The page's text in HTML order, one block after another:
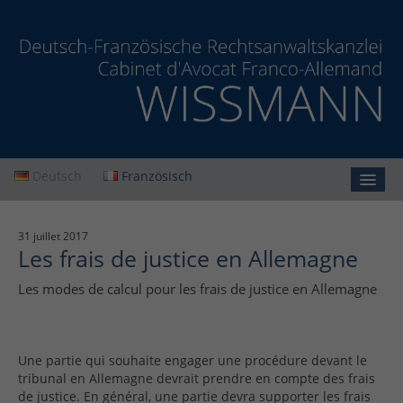
Deutsch Französisch
Cabinet
Prestations
Contact
31 juillet 2017
Les frais de justice en Allemagne
Les modes de calcul pour les frais de justice en Allemagne
Une partie qui souhaite engager une procédure devant le
tribunal en Allemagne devrait prendre en compte des frais
de justice. En général, une partie devra supporter les frais